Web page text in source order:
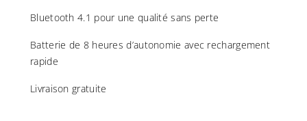
Bluetooth 4.1​ pour une qualité sans perte
Batterie de 8 heures d’autonomie avec rechargement
rapide
Livraison gratuite